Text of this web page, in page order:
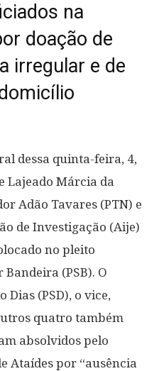
na
doação de
irregular e de
dessa quinta-feira, 4,
Lajeado Márcia da
Adão Tavares (PTN) e
de Investigação (Aije)
no pleito
(PSB). O
Dias (PSD), o vice,
quatro também
absolvidos pelo
Ataídes por “ausência